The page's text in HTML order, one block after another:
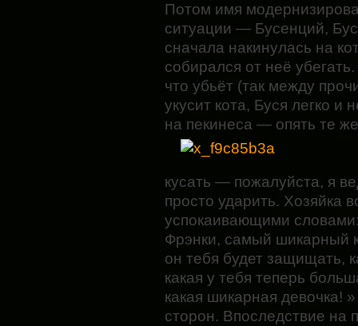
Потом имя
ситуации — Бусенций,
сначала накинулась на
собирался от неё
что убьёт (так между
укусит кота, Буся легко и
на пекинеса — опять те
кусать — пожалуйста, я
просто ударить. Хозяйка
успокаивающими
Фрэнки, самый шикарный
он тебя будет защищать,
какая у тебя теперь
какая шикарная девочка!
сторон. Впоследствие на